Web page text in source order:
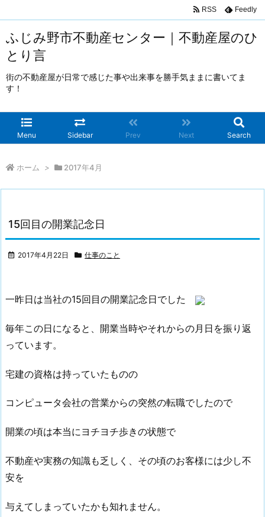
ふじみ野市不動産センター｜不動産屋のひ
とり言
街の不動産屋が日常で感じた事や出来事を勝手気ままに書いてま
す！
Menu Sidebar Prev Next Search
RSS Feedly
ホーム > 2017年4月
15回目の開業記念日
2017年4月22日 仕事のこと
一昨日は当社の15回目の開業記念日でした
毎年この日になると、開業当時やそれからの月日を振り返
っています。
宅建の資格は持っていたものの
コンピュータ会社の営業からの突然の転職でしたので
開業の頃は本当にヨチヨチ歩きの状態で
不動産や実務の知識も乏しく、その頃のお客様には少し不
安を
与えてしまっていたかも知れません。